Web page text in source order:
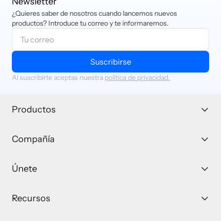
¿Quieres saber de nosotros cuando lancemos nuevos
productos? Introduce tu correo y te informaremos.
Suscribirse
Al suscribirte aceptas nuestra política de privacidad.
Productos
Compañía
Únete
Recursos